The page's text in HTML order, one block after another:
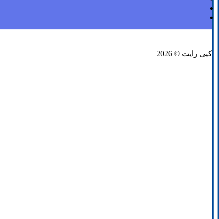
کپی رایت © 2026